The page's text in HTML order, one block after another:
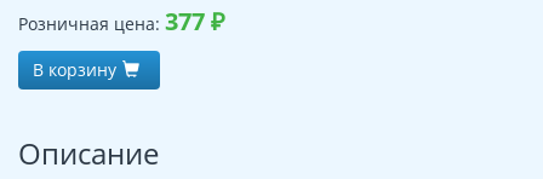
Розничная цена: 377₽
В корзину
Описание